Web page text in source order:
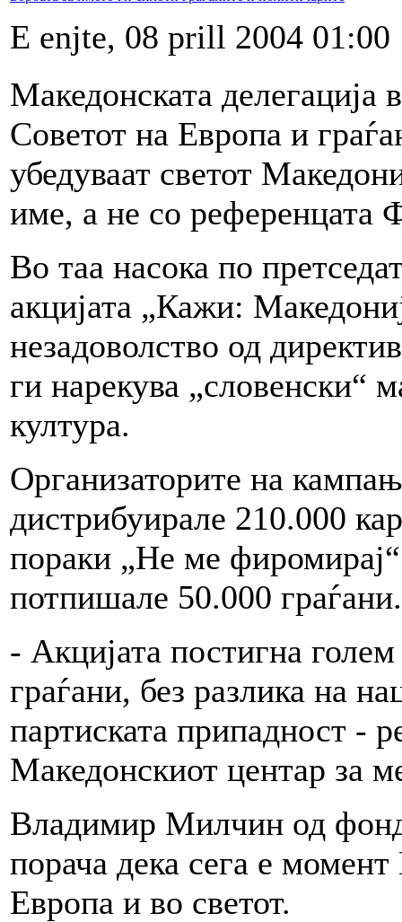
E enjte, 08 prill 2004 01:00
Македонската делегација
Советот на Европа и
убедуваат светот
име, а не со
Во таа насока по
акцијата „Кажи:
незадоволство од
ги нарекува „словенски“
култура.
Организаторите на
дистрибуирале 210.000
пораки „Не ме
потпишале 50.000 граѓани.
- Акцијата постигна
граѓани, без разлика на
партиската припадност -
Македонскиот центар за
Владимир Милчин од
порача дека сега е
Европа и во светот.